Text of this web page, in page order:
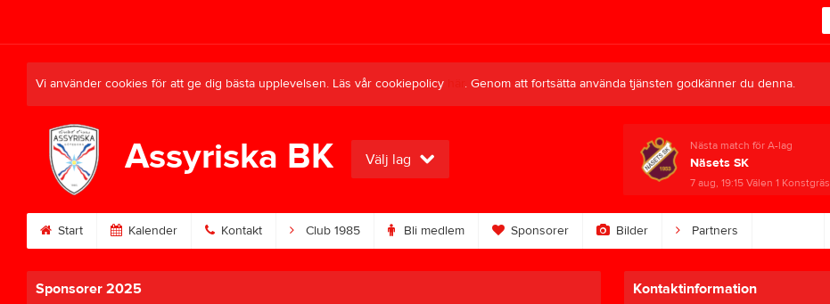
Vi använder cookies för att ge dig bästa upplevelsen. Läs vår cookiepolicy . Genom att fortsätta använda tjänsten godkänner du denna.
Assyriska BK Välj lag
Nästa match för A-lag
Näsets SK
7 aug, 19:15 Välen 1 Konstgräs
Start Kalender Kontakt Club 1985 Bli medlem Sponsorer Bilder Partners
Sponsorer 2025 Kontaktinformation